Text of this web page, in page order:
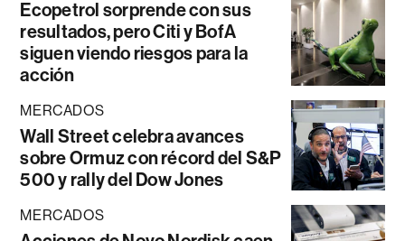
Ecopetrol sorprende con sus
resultados, pero Citi y BofA
siguen viendo riesgos para la
acción
MERCADOS
Wall Street celebra avances
sobre Ormuz con récord del S&P
500 y rally del Dow Jones
MERCADOS